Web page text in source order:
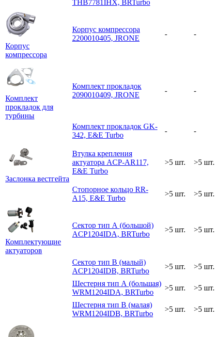
THB7781IHX, BRTurbo
Корпус
компрессора
Корпус компрессора
2200010405, JRONE
- -
Комплект
прокладок для
турбины
Комплект прокладок
2090010409, JRONE
- -
Комплект прокладок GK-
342, E&E Turbo
- -
Заслонка вестгейта
Втулка крепления
актуатора ACP-AR117,
E&E Turbo
>5 шт. >5 шт.
Стопорное кольцо RR-
A15, E&E Turbo
>5 шт. >5 шт.
Комплектующие
актуаторов
Сектор тип А (большой)
ACP1204IDA, BRTurbo
>5 шт. >5 шт.
Сектор тип В (малый)
ACP1204IDB, BRTurbo
>5 шт. >5 шт.
Шестерня тип А (большая)
WRM1204IDA, BRTurbo
>5 шт. >5 шт.
Шестерня тип В (малая)
WRM1204IDB, BRTurbo
>5 шт. >5 шт.